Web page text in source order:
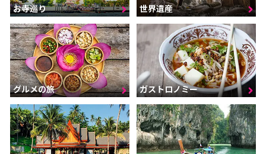
お寺巡り 世界遺産
グルメの旅 ガストロノミー